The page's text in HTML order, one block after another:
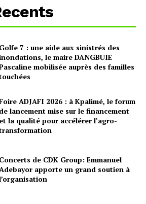
Golfe 7 : une aide aux sinistrés des
le maire DANGBUIE
mobilisée auprès des familles
ADJAFI 2026 : à Kpalimé, le forum
de lancement mise sur le financement
et la qualité pour accélérer l’agro-
Concerts de CDK Group: Emmanuel
apporte un grand soutien à